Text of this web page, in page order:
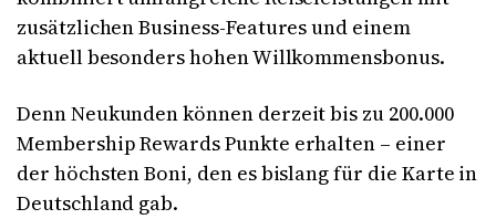
zusätzlichen Business-Features und einem
aktuell besonders hohen Willkommensbonus.
Denn Neukunden können derzeit bis zu 200.000
Membership Rewards Punkte erhalten – einer
der höchsten Boni, den es bislang für die Karte in
Deutschland gab.